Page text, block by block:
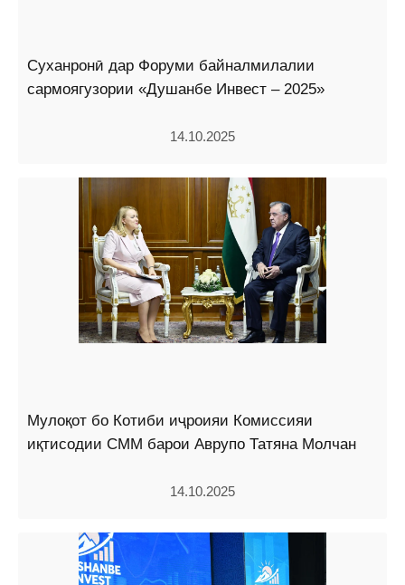
Суханронӣ дар Форуми байналмилалии
сармоягузории «Душанбе Инвест – 2025»
14.10.2025
Мулоқот бо Котиби иҷроияи Комиссияи
иқтисодии СММ барои Аврупо Татяна Молчан
14.10.2025